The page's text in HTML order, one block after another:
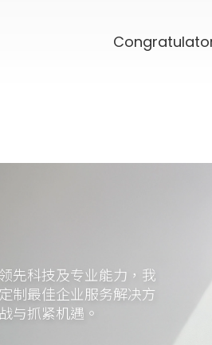
先科技及专业能力，我
制最佳企业服务解决方
与抓紧机遇。